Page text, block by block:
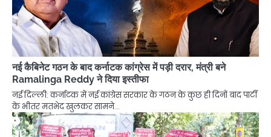
नई कैबिनेट गठन के बाद कर्नाटक कांग्रेस में पड़ी दरार, मंत्री बने
Ramalinga Reddy ने दिया इस्तीफा
नई दिल्ली: कर्नाटक में नई कांग्रेस सरकार के गठन के कुछ ही दिनों बाद पार्टी
के भीतर मतभेद खुलकर सामने…